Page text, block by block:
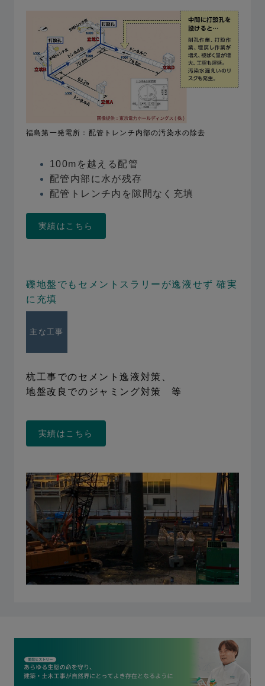
福島第一発電所：配管トレンチ内部の汚染水の除去
100mを越える配管
配管内部に水が残存
配管トレンチ内を隙間なく充填
実績はこちら
礫地盤でもセメントスラリーが逸液せず 確実
に充填
主な工事
杭工事でのセメント逸液対策、
地盤改良でのジャミング対策 等
実績はこちら